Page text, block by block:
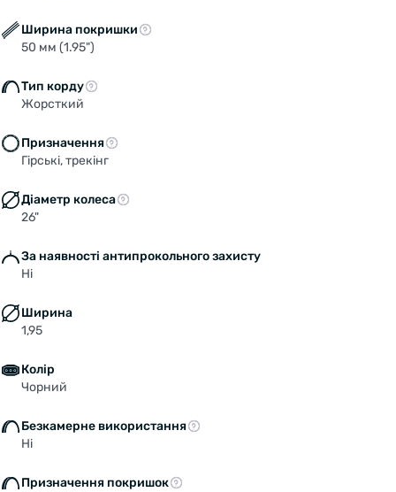
Ширина покришки
50 мм (1.95")
Тип корду
Жорсткий
Призначення
Гірські, трекінг
Діаметр колеса
26"
За наявності антипрокольного захисту
Ні
Ширина
1,95
Колір
Чорний
Безкамерне використання
Ні
Призначення покришок